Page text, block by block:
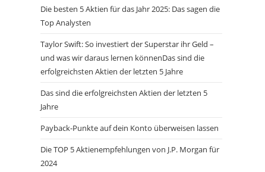
Die besten 5 Aktien für das Jahr 2025: Das sagen die
Top Analysten
Taylor Swift: So investiert der Superstar ihr Geld –
und was wir daraus lernen könnenDas sind die
erfolgreichsten Aktien der letzten 5 Jahre
Das sind die erfolgreichsten Aktien der letzten 5
Jahre
Payback-Punkte auf dein Konto überweisen lassen
Die TOP 5 Aktienempfehlungen von J.P. Morgan für
2024